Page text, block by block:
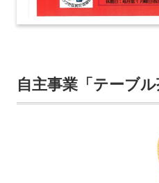
自主事業「テーブ